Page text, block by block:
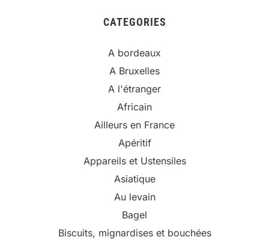
CATEGORIES
A bordeaux
A Bruxelles
A l'étranger
Africain
Ailleurs en France
Apéritif
Appareils et Ustensiles
Asiatique
Au levain
Bagel
Biscuits, mignardises et bouchées